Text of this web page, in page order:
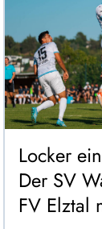
Locker
Der SV
FV Elztal